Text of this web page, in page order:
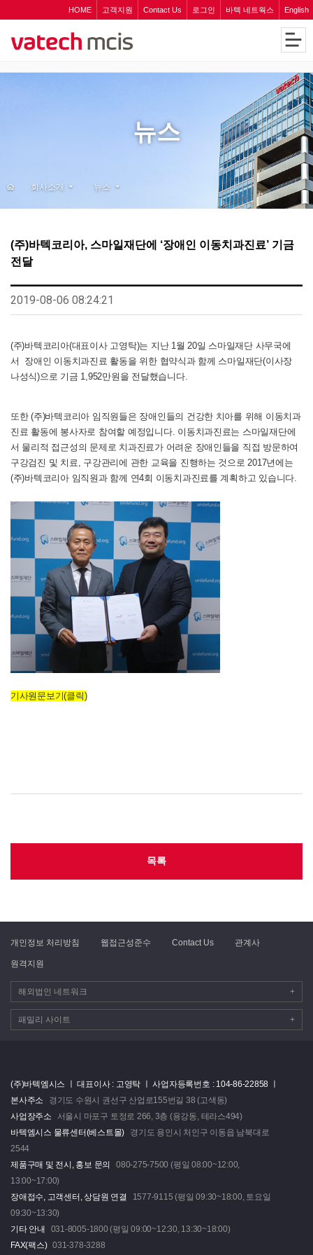
HOME 고객지원 Contact Us 로그인 바텍 네트웍스 English
뉴스
회사소개 뉴스
(주)바텍코리아, 스마일재단에 ‘장애인 이동치과진료’ 기금
전달
2019-08-06 08:24:21
(주)바텍코리아(대표이사 고영탁)는 지난 1월 20일 스마일재단 사무국에
서 장애인 이동치과진료 활동을 위한 협약식과 함께 스마일재단(이사장
나성식)으로 기금 1,952만원을 전달했습니다.
또한 (주)바텍코리아 임직원들은 장애인들의 건강한 치아를 위해 이동치과
진료 활동에 봉사자로 참여할 예정입니다. 이동치과진료는 스마일재단에
서 물리적 접근성의 문제로 치과진료가 어려운 장애인들을 직접 방문하여
구강검진 및 치료, 구강관리에 관한 교육을 진행하는 것으로 2017년에는
(주)바텍코리아 임직원과 함께 연4회 이동치과진료를 계획하고 있습니다.
기사원문보기(클릭)
목록
개인정보 처리방침 웹접근성준수 Contact Us 관계사
원격지원
해외법인 네트워크 +
패밀리 사이트 +
(주)바텍엠시스 ㅣ대표이사 : 고영탁 ㅣ사업자등록번호 : 104-86-22858 ㅣ
본사주소
경기도 수원시 권선구 산업로155번길 38 (고색동)
사업장주소
서울시 마포구 토정로 266, 3층 (용강동, 테라스494)
바텍엠시스 물류센터(베스트몰)
경기도 용인시 처인구 이동읍 남북대로
2544
제품구매 및 전시, 홍보 문의
080-275-7500 (평일 08:00~12:00,
13:00~17:00)
장애접수, 고객센터, 상담원 연결
1577-9115 (평일 09:30~18:00, 토요일
09:30~13:30)
기타 안내
031-8005-1800 (평일 09:00~12:30, 13:30~18:00)
FAX(팩스) 031-378-3288